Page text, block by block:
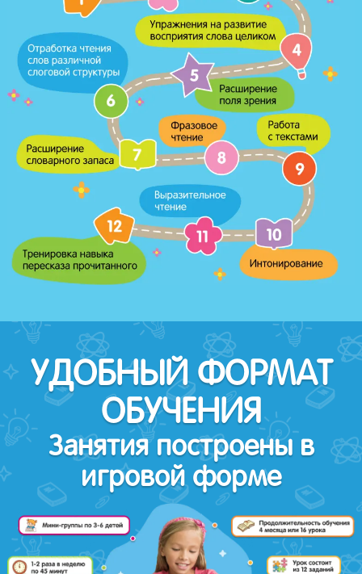
УДОБНЫЙ ФОРМАТ
ОБУЧЕНИЯ
Занятия построены в
игровой форме